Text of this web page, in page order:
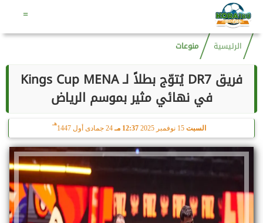
=
الرئيسية منوعات
فريق DR7 يُتوّج بطلاً لـ Kings Cup MENA
في نهائي مثير بموسم الرياض
السبت 12:37 مـ 24 جمادى أول 1447
هـ